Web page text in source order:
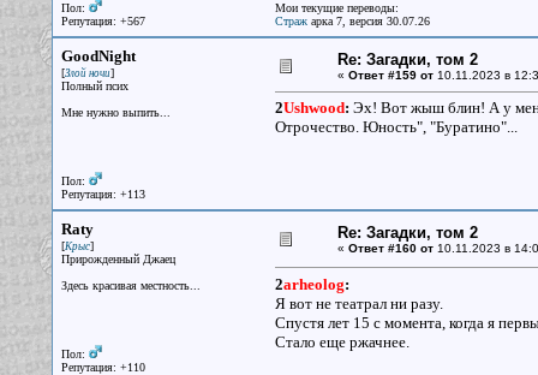
Пол:
Репутация: +567
Мои текущие переводы:
Стражарка 7, версия 30.07.26
GoodNight
[Злой ночи]
Полный псих
Мне нужно выпить...
Пол:
Репутация: +113
Re: Загадки, том 2
« Ответ #159 от10.11.2023 в
2Ushwood: Эх! Вот жыш блин! А у
Отрочество. Юность", "Буратино"...
Raty
[Крыс]
Прирожденный Джаец
Здесь красивая местность...
Пол:
Репутация: +110
Re: Загадки, том 2
« Ответ #160 от10.11.2023 в
2arheolog:
Я вот не театрал ни разу.
Спустя лет 15 с момента, когда я
Стало еще ржачнее.